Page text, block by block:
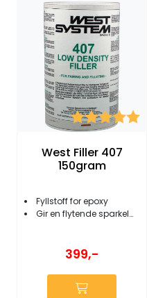
Karakter:
West Filler 407
150gram
Fyllstoff for epoxy
Gir en flytende sparkelmasse
399,-